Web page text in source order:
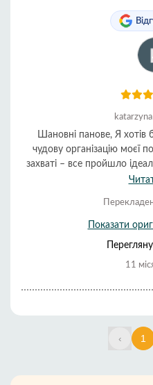
Шановні панове, Я
чудову організацію моєї
захваті – все пройшло
усього перебування і до
і ввічливим. Весь день був
і надовго залишиться в
Показати
11
‹ 1